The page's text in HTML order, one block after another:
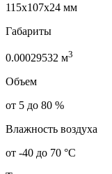
115x107x24 мм
Габариты
0.00029532 м3
Объем
от 5 до 80 %
Влажность воздуха
от -40 до 70 °C